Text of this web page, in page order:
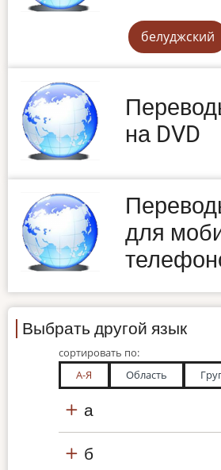
белуджский
на DVD
для
Выбрать другой язык
сортировать по:
А-Я
Область
а
б